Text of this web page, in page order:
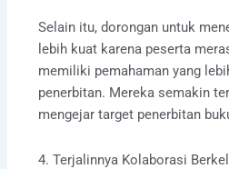
Selain itu, dorongan untuk
lebih kuat karena peserta
memiliki pemahaman yang
penerbitan. Mereka semakin
mengejar target penerbitan
4. Terjalinnya Kolaborasi